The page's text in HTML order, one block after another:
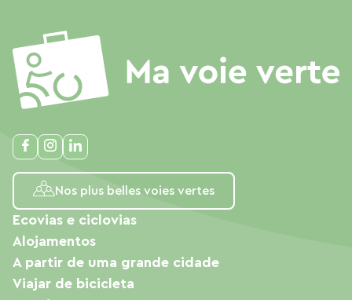
Nos plus belles voies vertes
Ecovias e ciclovias
Alojamentos
A partir de uma grande cidade
Viajar de bicicleta